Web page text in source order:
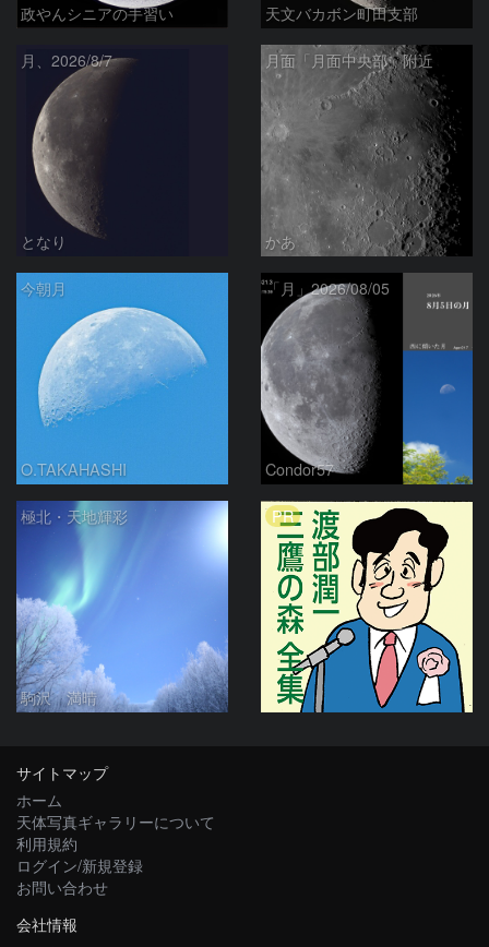
政やんシニアの手習い 天文バカボン町田支部
月、2026/8/7
となり
月面「月面中央部」附近
かあ
今朝月
O.TAKAHASHI
「月」2026/08/05
Condor57
極北・天地輝彩
駒沢 満晴
PR
サイトマップ
ホーム
天体写真ギャラリーについて
利用規約
ログイン/新規登録
お問い合わせ
会社情報